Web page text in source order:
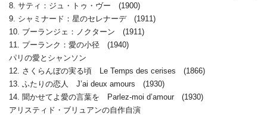
8. サティ：ジュ・トゥ・ヴー (1900)
9. シャミナード：星のセレナーデ (1911)
10. ブーランジェ：ノクターン (1911)
11. プーランク：愛の小径 (1940)
パリの愛とシャンソン
12. さくらんぼの実る頃 Le Temps des cerises (1866)
13. ふたりの恋人 J’ai deux amours (1930)
14. 聞かせてよ愛の言葉を Parlez-moi d’amour (1930)
アリスティド・ブリュアンの自作自演